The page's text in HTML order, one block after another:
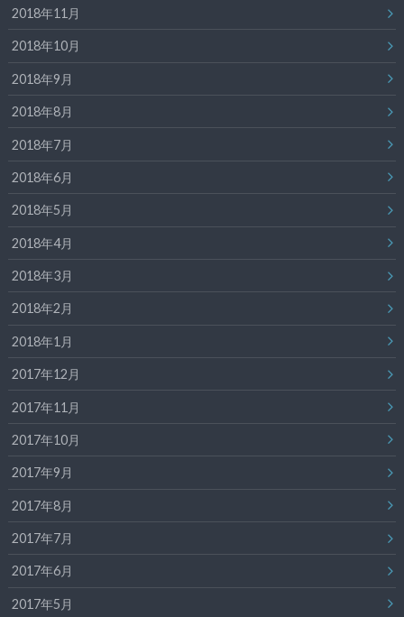
2018年11月
2018年10月
2018年9月
2018年8月
2018年7月
2018年6月
2018年5月
2018年4月
2018年3月
2018年2月
2018年1月
2017年12月
2017年11月
2017年10月
2017年9月
2017年8月
2017年7月
2017年6月
2017年5月